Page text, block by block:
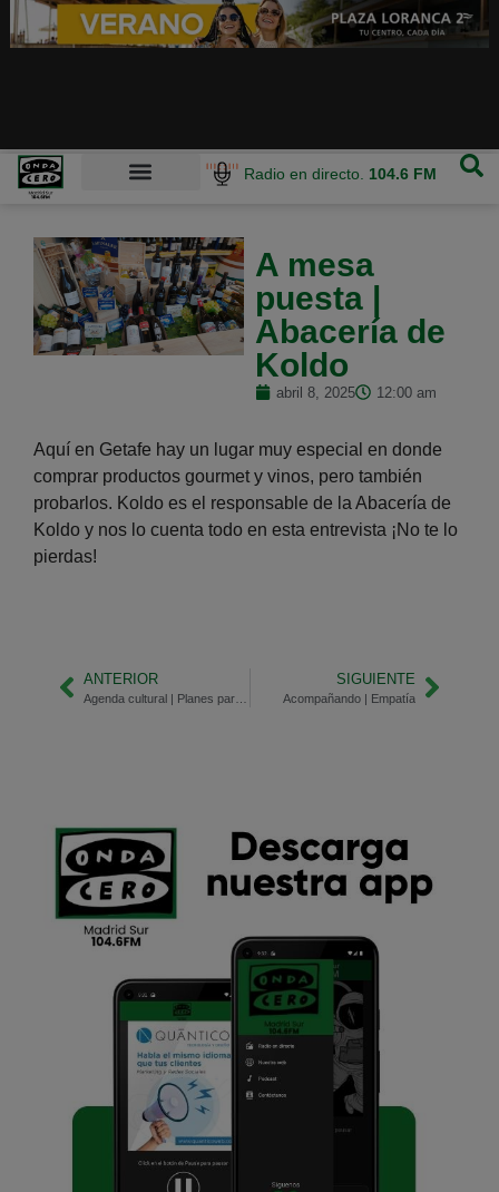
Radio en directo. 104.6 FM
A mesa
puesta |
Abacería de
Koldo
abril 8, 2025 12:00 am
Aquí en Getafe hay un lugar muy especial en donde
comprar productos gourmet y vinos, pero también
probarlos. Koldo es el responsable de la Abacería de
Koldo y nos lo cuenta todo en esta entrevista ¡No te lo
pierdas!
ANTERIOR SIGUIENTE
Acompañando | Empatía